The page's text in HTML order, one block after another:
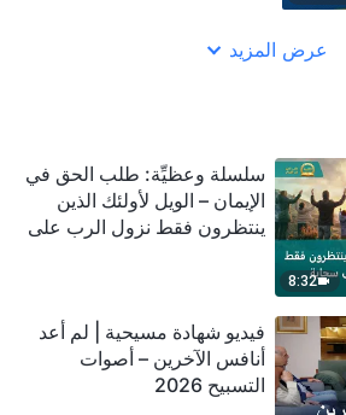
عرض المزيد
8:32
سلسلة وعظيِّة: طلب الحق في
الإيمان – الويل لأولئك الذين
ينتظرون فقط نزول الرب على
فيديو شهادة مسيحية | لم أعد
أنافس الآخرين – أصوات
التسبيح 2026